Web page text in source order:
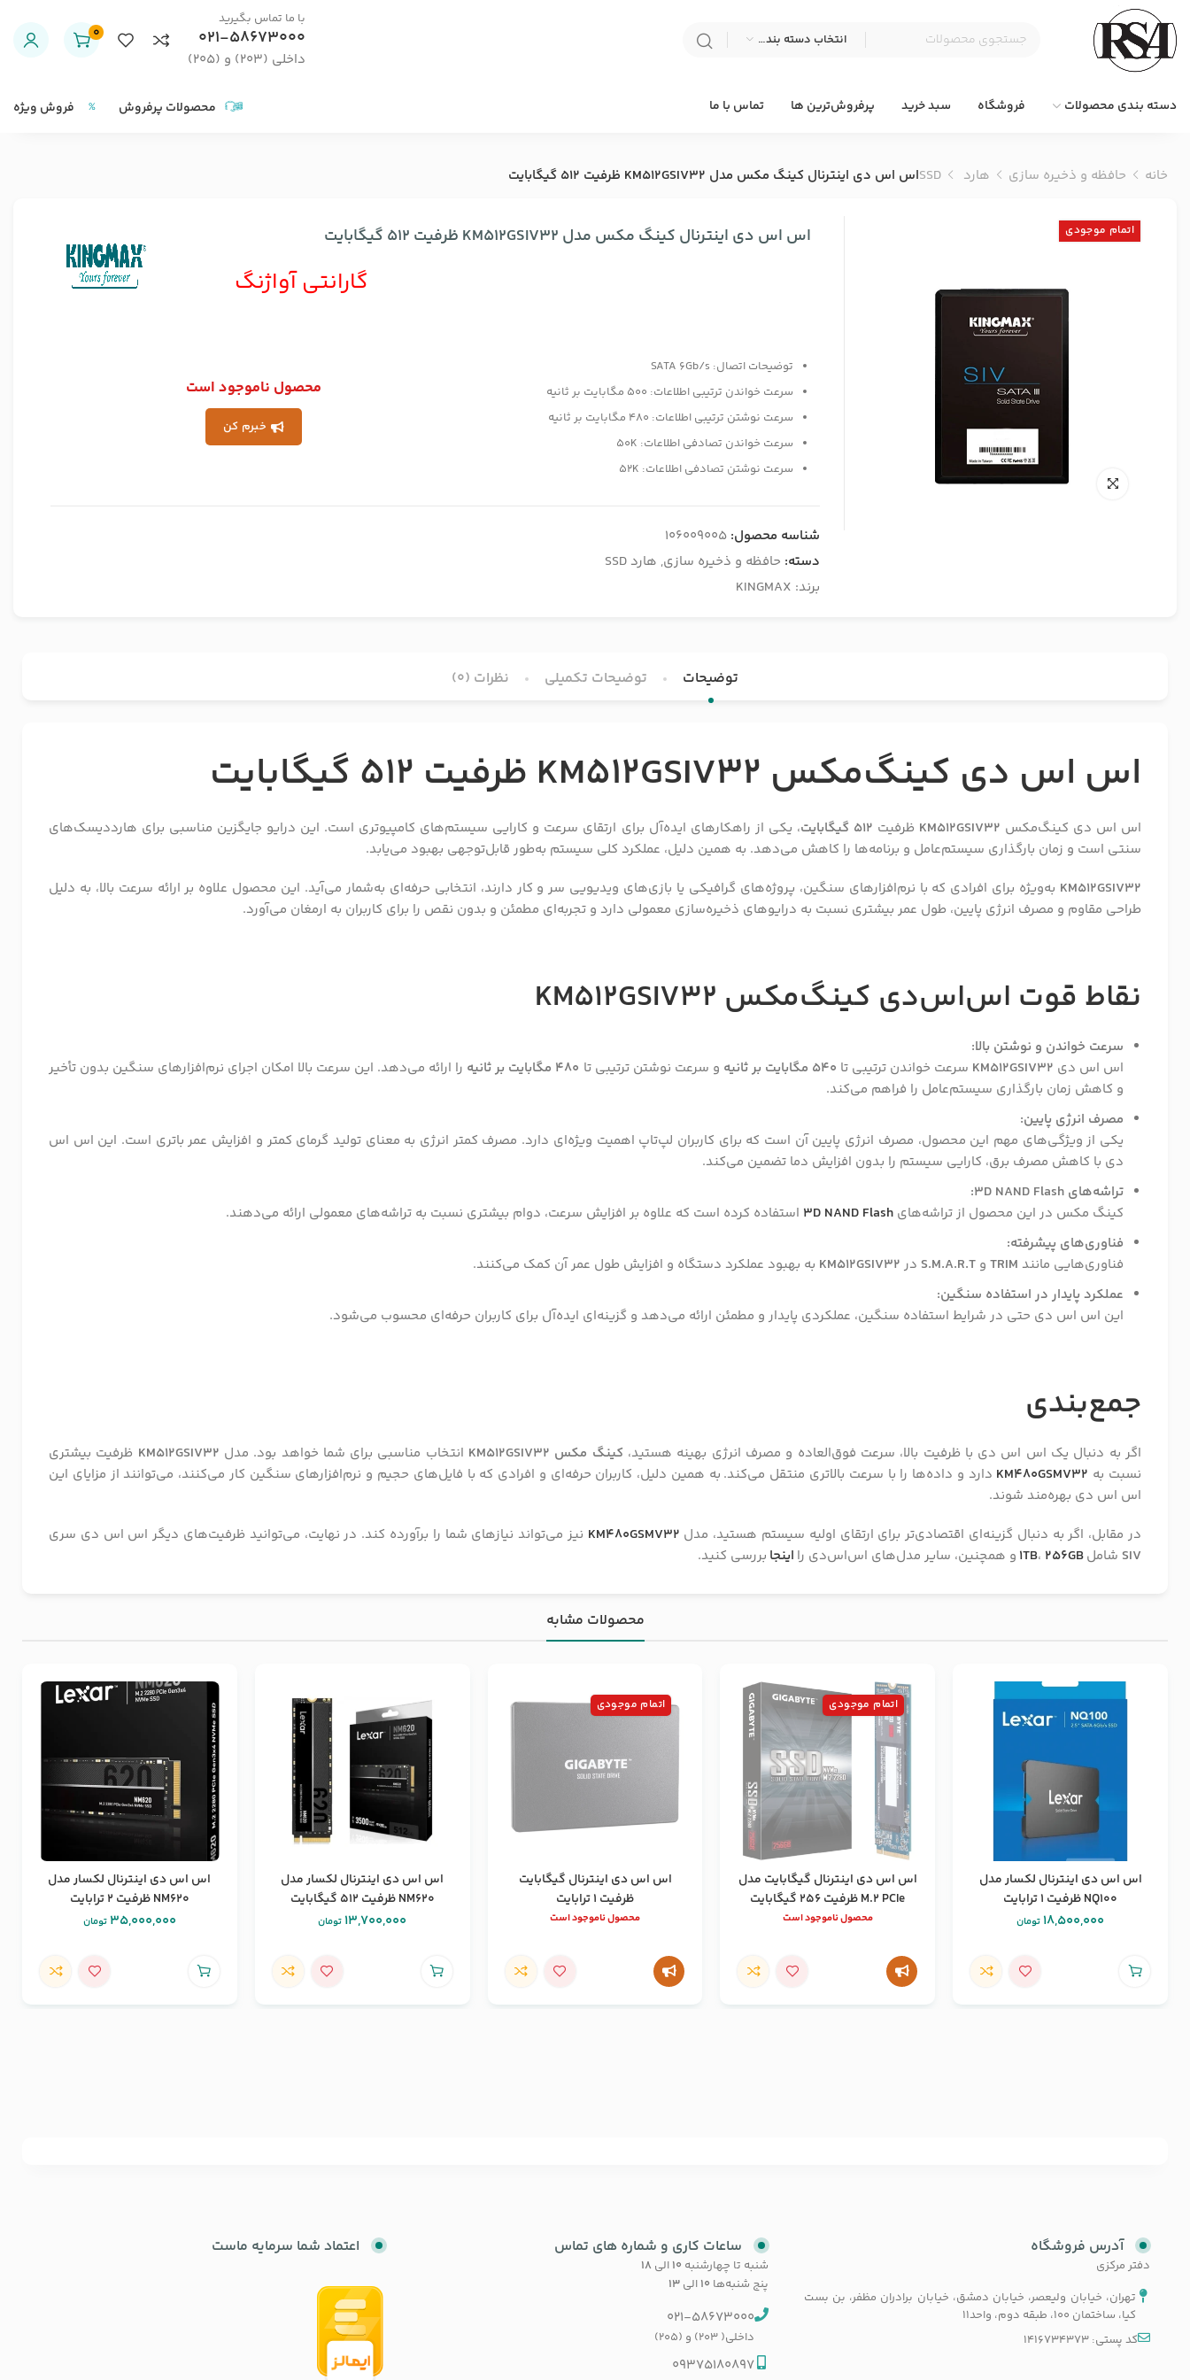
انتخاب دسته بندی
با ما تماس بگیرید
021-58673000
داخلی (203) و (205)
0
دسته بندی محصولات فروشگاه سبد خرید پرفروش‌ترین ها تماس با ما محصولات پرفروش فروش ویژه
خانه حافظه و ذخیره سازی هارد SSD اس اس دی اینترنال کینگ مکس مدل KM512GSIV32 ظرفیت 512 گیگابایت
اتمام موجودی اس اس دی اینترنال کینگ مکس مدل KM512GSIV32 ظرفیت 512 گیگابایت
گارانتی آواژنگ
توضیحات اتصال: SATA 6Gb/s
سرعت خواندن ترتیبی اطلاعات: 500 مگابایت بر ثانیه
سرعت نوشتن ترتیبی اطلاعات: 480 مگابایت بر ثانیه
سرعت خواندن تصادفی اطلاعات: 50K
سرعت نوشتن تصادفی اطلاعات: 52K
محصول ناموجود است
خبرم کن
شناسه محصول: 106009005
دسته: حافظه و ذخیره سازی, هارد SSD
برند: KINGMAX
توضیحات توضیحات تکمیلی نظرات (0)
اس اس دی کینگ‌مکس KM512GSIV32 ظرفیت 512 گیگابایت
اس اس دی کینگ‌مکس KM512GSIV32 ظرفیت 512 گیگابایت
، یکی از راهکارهای ایده‌آل برای ارتقای سرعت و کارایی سیستم‌های کامپیوتری است. این درایو جایگزین مناسبی برای هارددیسک‌های
سنتی است و زمان بارگذاری سیستم‌عامل و برنامه‌ها را کاهش می‌دهد. به همین دلیل، عملکرد کلی سیستم به‌طور قابل‌توجهی بهبود می‌یابد.
KM512GSIV32 به‌ویژه برای افرادی که با نرم‌افزارهای سنگین، پروژه‌های گرافیکی یا بازی‌های ویدیویی سر و کار دارند، انتخابی حرفه‌ای به‌شمار می‌آید. این محصول علاوه بر ارائه سرعت بالا، به دلیل
طراحی مقاوم و مصرف انرژی پایین، طول عمر بیشتری نسبت به درایوهای ذخیره‌سازی معمولی دارد و تجربه‌ای مطمئن و بدون نقص را برای کاربران به ارمغان می‌آورد.
نقاط قوت اس‌اس‌دی کینگ‌مکس KM512GSIV32
سرعت خواندن و نوشتن بالا:
اس اس دی KM512GSIV32 سرعت خواندن ترتیبی تا 540 مگابایت بر ثانیه و سرعت نوشتن ترتیبی تا 480 مگابایت بر ثانیه
را ارائه می‌دهد. این سرعت بالا امکان اجرای نرم‌افزارهای سنگین بدون تأخیر
و کاهش زمان بارگذاری سیستم‌عامل را فراهم می‌کند.
مصرف انرژی پایین:
یکی از ویژگی‌های مهم این محصول، مصرف انرژی پایین آن است که برای کاربران لپ‌تاپ اهمیت ویژه‌ای دارد. مصرف کمتر انرژی به معنای تولید گرمای کمتر و افزایش عمر باتری است. این اس اس
دی با کاهش مصرف برق، کارایی سیستم را بدون افزایش دما تضمین می‌کند.
تراشه‌های 3D NAND Flash:
کینگ مکس در این محصول از تراشه‌های 3D NAND Flash استفاده کرده است که علاوه بر افزایش سرعت، دوام بیشتری نسبت به تراشه‌های معمولی ارائه می‌دهند.
فناوری‌های پیشرفته:
فناوری‌هایی مانند TRIM و S.M.A.R.T در KM512GSIV32 به بهبود عملکرد دستگاه و افزایش طول عمر آن کمک می‌کنند.
عملکرد پایدار در استفاده سنگین:
این اس اس دی حتی در شرایط استفاده سنگین، عملکردی پایدار و مطمئن ارائه می‌دهد و گزینه‌ای ایده‌آل برای کاربران حرفه‌ای محسوب می‌شود.
جمع‌بندی
اگر به دنبال یک اس اس دی با ظرفیت بالا، سرعت فوق‌العاده و مصرف انرژی بهینه هستید، کینگ مکس KM512GSIV32 انتخاب مناسبی برای شما خواهد بود. مدل KM512GSIV32 ظرفیت بیشتری
نسبت به KM480GSMV32 دارد و داده‌ها را با سرعت بالاتری منتقل می‌کند. به همین دلیل، کاربران حرفه‌ای و افرادی که با فایل‌های حجیم و نرم‌افزارهای سنگین کار می‌کنند، می‌توانند از مزایای این
اس اس دی بهره‌مند شوند.
در مقابل، اگر به دنبال گزینه‌ای اقتصادی‌تر برای ارتقای اولیه سیستم هستید، مدل KM480GSMV32 نیز می‌تواند نیازهای شما را برآورده کند. در نهایت، می‌توانید ظرفیت‌های دیگر اس اس دی سری
SIV شامل 1TB، 256GB و همچنین، سایر مدل‌های اس‌اس‌دی را اینجا بررسی کنید.
محصولات مشابه
اس اس دی اینترنال لکسار مدل
NQ100 ظرفیت 1 ترابایت
18,500,000 تومان
اتمام موجودی
اس اس دی اینترنال گیگابایت مدل
M.2 PCIe ظرفیت 256 گیگابایت
محصول ناموجود است
اتمام موجودی
اس اس دی اینترنال گیگابایت
ظرفیت 1 ترابایت
محصول ناموجود است
اس اس دی اینترنال لکسار مدل
NM620 ظرفیت 512 گیگابایت
13,700,000 تومان
اس اس دی اینترنال لکسار مدل
NM620 ظرفیت ۲ ترابایت
35,000,000 تومان
آدرس فروشگاه
دفتر مرکزی
تهران، خیابان ولیعصر، خیابان دمشق، خیابان برادران مظفر، بن بست
کیا، ساختمان 100، طبقه دوم، واحد11
کد پستی: 1416734373
ساعات کاری و شماره های تماس
شنبه تا چهارشنبه ۱۰ الی ۱۸
پنج شنبه‌ها ۱۰ الی۱۳
021-58673000
داخلی( 203) و (205)
09375180897
اعتماد شما سرمایه ماست